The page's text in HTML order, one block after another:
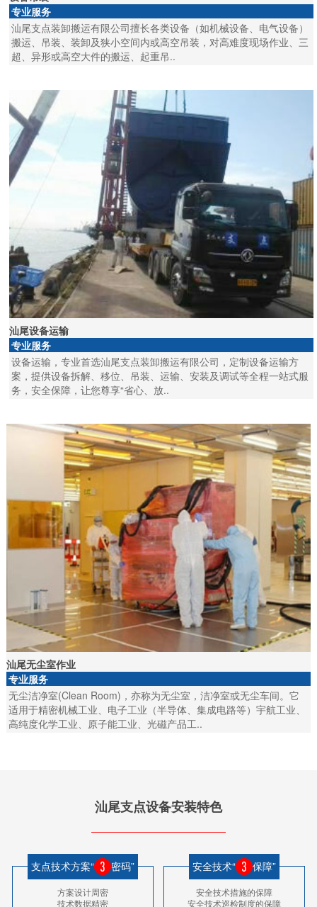
专业服务
汕尾支点装卸搬运有限公司擅长各类设备（如机械设备、电气设备）
搬运、吊装、装卸及狭小空间内或高空吊装，对高难度现场作业、三
超、异形或高空大件的搬运、起重吊..
汕尾设备运输
专业服务
设备运输，专业首选汕尾支点装卸搬运有限公司，定制设备运输方
案，提供设备拆解、移位、吊装、运输、安装及调试等全程一站式服
务，安全保障，让您尊享“省心、放..
汕尾无尘室作业
专业服务
无尘洁净室(Clean Room)，亦称为无尘室，洁净室或无尘车间。它
适用于精密机械工业、电子工业（半导体、集成电路等）宇航工业、
高纯度化学工业、原子能工业、光磁产品工..
汕尾支点设备安装特色
支点技术方案“ 密码”
方案设计周密
技术数据精密
安全技术“ 保障”
安全技术措施的保障
安全技术巡检制度的保障